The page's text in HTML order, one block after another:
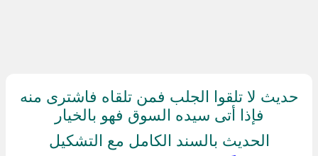
حديث لا تلقوا الجلب فمن تلقاه فاشترى منه
فإذا أتى سيده السوق فهو بالخيار
الحديث بالسند الكامل مع التشكيل